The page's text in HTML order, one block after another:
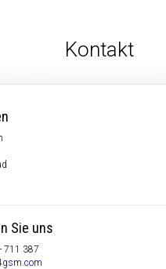
Kontakt
Sie uns
711 387